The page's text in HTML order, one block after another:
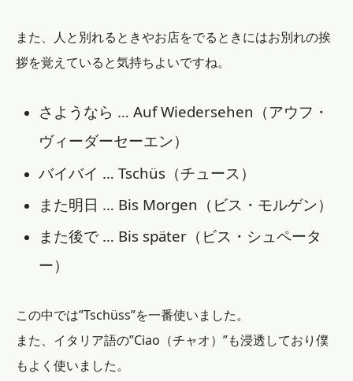
また、人と別れるときやお店をでるときにはお別れの挨
拶を覚えていると気持ちよいですね。
さようなら … Auf Wiedersehen（アウフ・
ヴィーダーセーエン）
バイバイ … Tschüs（チュース）
また明日 … Bis Morgen（ビス・モルゲン）
また後で … Bis später（ビス・シュペータ
ー）
この中では”Tschüss”を一番使いました。
また、イタリア語の”Ciao（チャオ）”も浸透しており僕
もよく使いました。